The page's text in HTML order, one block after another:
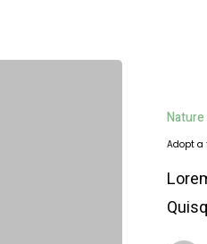
Nature
Adopt